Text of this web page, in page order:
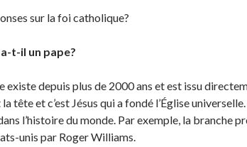
sur la foi catholique?
t-il un pape?
existe depuis plus de 2000 ans et est issu
tête et c’est Jésus qui a fondé l’Église
l’histoire du monde. Par exemple, la
unis par Roger Williams.